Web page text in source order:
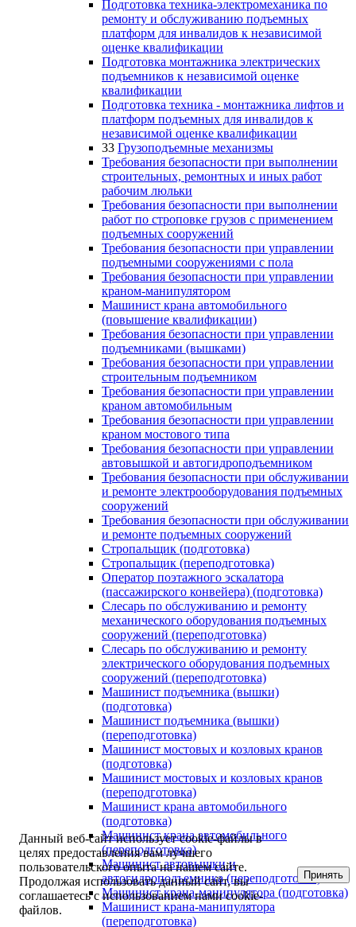
Подготовка техника-электромеханика по
ремонту и обслуживанию подъемных
платформ для инвалидов к независимой
оценке квалификации
Подготовка монтажника электрических
подъемников к независимой оценке
квалификации
Подготовка техника - монтажника лифтов и
платформ подъемных для инвалидов к
независимой оценке квалификации
33 Грузоподъемные механизмы
Требования безопасности при выполнении
строительных, ремонтных и иных работ
рабочим люльки
Требования безопасности при выполнении
работ по строповке грузов с применением
подъемных сооружений
Требования безопасности при управлении
подъемными сооружениями с пола
Требования безопасности при управлении
краном-манипулятором
Машинист крана автомобильного
(повышение квалификации)
Требования безопасности при управлении
подъемниками (вышками)
Требования безопасности при управлении
строительным подъемником
Требования безопасности при управлении
краном автомобильным
Требования безопасности при управлении
краном мостового типа
Требования безопасности при управлении
автовышкой и автогидроподъемником
Требования безопасности при обслуживании
и ремонте электрооборудования подъемных
сооружений
Требования безопасности при обслуживании
и ремонте подъемных сооружений
Стропальщик (подготовка)
Стропальщик (переподготовка)
Оператор поэтажного эскалатора
(пассажирского конвейера) (подготовка)
Слесарь по обслуживанию и ремонту
механического оборудования подъемных
сооружений (переподготовка)
Слесарь по обслуживанию и ремонту
электрического оборудования подъемных
сооружений (переподготовка)
Машинист подъемника (вышки)
(подготовка)
Машинист подъемника (вышки)
(переподготовка)
Машинист мостовых и козловых кранов
(подготовка)
Машинист мостовых и козловых кранов
(переподготовка)
Машинист крана автомобильного
(подготовка)
Машинист крана автомобильного
(переподготовка)
Машинист автовышки и
автогидроподъемника (переподготовка)
Машинист крана-манипулятора (подготовка)
Машинист крана-манипулятора
(переподготовка)
Данный веб-сайт использует cookie-файлы в
целях предоставления вам лучшего
пользовательского опыта на нашем сайте.
Продолжая использовать данный сайт, вы
соглашаетесь с использованием нами cookie-
файлов.
Принять